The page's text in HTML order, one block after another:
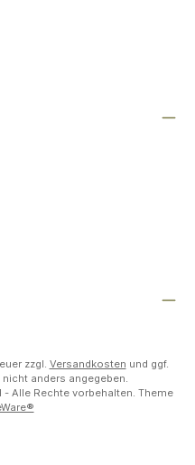
zzgl. Versandkosten und ggf.
anders angegeben.
Alle Rechte vorbehalten. Theme